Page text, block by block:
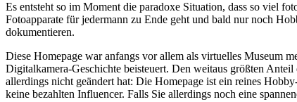
Es entsteht so im Moment die paradoxe Situation, dass so viel
Fotoapparate für jedermann zu Ende geht und bald nur noch
dokumentieren.
Diese Homepage war anfangs vor allem als virtuelles Museum
Digitalkamera-Geschichte beisteuert. Den weitaus größten
allerdings nicht geändert hat: Die Homepage ist ein reines
keine bezahlten Influencer. Falls Sie allerdings noch eine